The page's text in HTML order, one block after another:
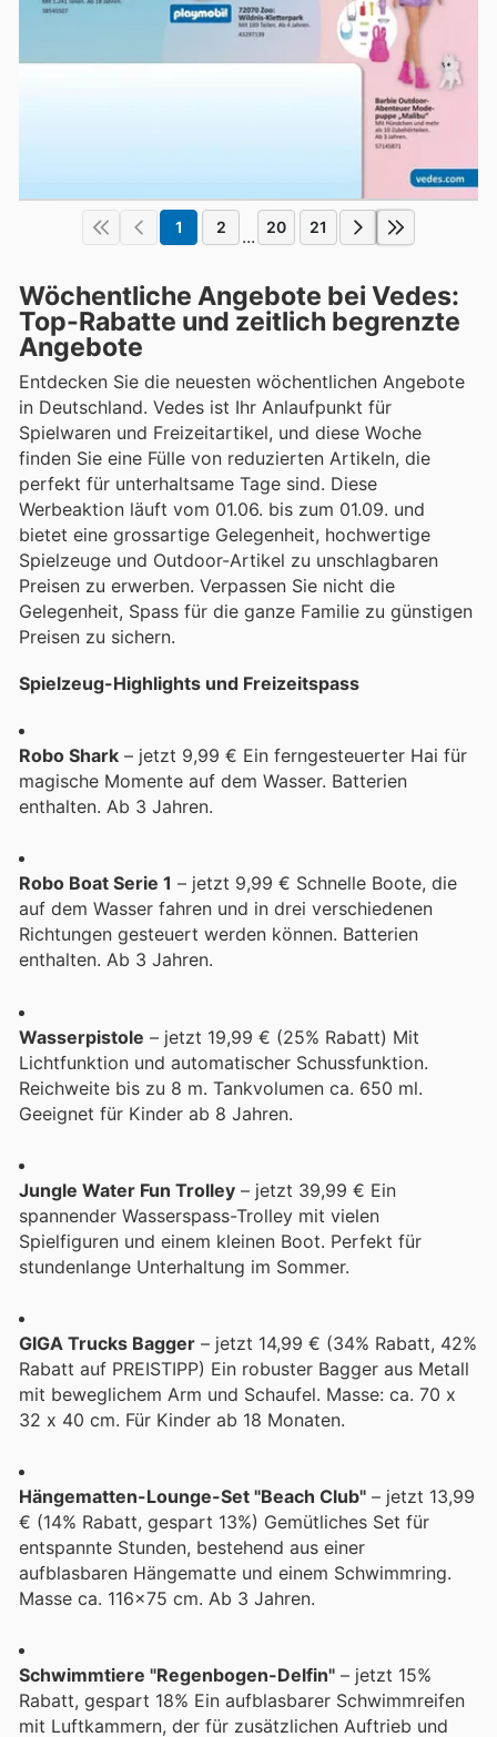
1 2 ... 20 21
Wöchentliche Angebote bei Vedes:
Top-Rabatte und zeitlich begrenzte
Angebote
Entdecken Sie die neuesten wöchentlichen Angebote
in Deutschland. Vedes ist Ihr Anlaufpunkt für
Spielwaren und Freizeitartikel, und diese Woche
finden Sie eine Fülle von reduzierten Artikeln, die
perfekt für unterhaltsame Tage sind. Diese
Werbeaktion läuft vom 01.06. bis zum 01.09. und
bietet eine grossartige Gelegenheit, hochwertige
Spielzeuge und Outdoor-Artikel zu unschlagbaren
Preisen zu erwerben. Verpassen Sie nicht die
Gelegenheit, Spass für die ganze Familie zu günstigen
Preisen zu sichern.
Spielzeug-Highlights und Freizeitspass
Robo Shark – jetzt 9,99 € Ein ferngesteuerter Hai für
magische Momente auf dem Wasser. Batterien
enthalten. Ab 3 Jahren.
Robo Boat Serie 1 – jetzt 9,99 € Schnelle Boote, die
auf dem Wasser fahren und in drei verschiedenen
Richtungen gesteuert werden können. Batterien
enthalten. Ab 3 Jahren.
Wasserpistole – jetzt 19,99 € (25% Rabatt) Mit
Lichtfunktion und automatischer Schussfunktion.
Reichweite bis zu 8 m. Tankvolumen ca. 650 ml.
Geeignet für Kinder ab 8 Jahren.
Jungle Water Fun Trolley – jetzt 39,99 € Ein
spannender Wasserspass-Trolley mit vielen
Spielfiguren und einem kleinen Boot. Perfekt für
stundenlange Unterhaltung im Sommer.
GIGA Trucks Bagger – jetzt 14,99 € (34% Rabatt, 42%
Rabatt auf PREISTIPP) Ein robuster Bagger aus Metall
mit beweglichem Arm und Schaufel. Masse: ca. 70 x
32 x 40 cm. Für Kinder ab 18 Monaten.
Hängematten-Lounge-Set "Beach Club" – jetzt 13,99
€ (14% Rabatt, gespart 13%) Gemütliches Set für
entspannte Stunden, bestehend aus einer
aufblasbaren Hängematte und einem Schwimmring.
Masse ca. 116x75 cm. Ab 3 Jahren.
Schwimmtiere "Regenbogen-Delfin" – jetzt 15%
Rabatt, gespart 18% Ein aufblasbarer Schwimmreifen
mit Luftkammern, der für zusätzlichen Auftrieb und